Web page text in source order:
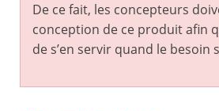
De ce fait, les concepteurs
conception de ce produit afin
de s’en servir quand le besoin